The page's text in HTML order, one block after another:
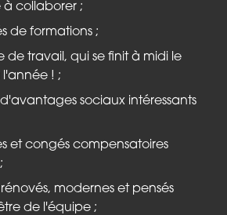
à collaborer ;
de formations ;
de travail, qui se finit à midi le
! ;
sociaux intéressants
et congés compensatoires
modernes et pensés
de l'équipe ;